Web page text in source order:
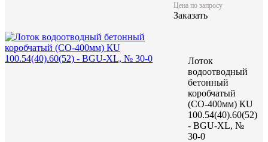
1000
Высота (H), мм
Масса, кг
Цена по запросу
Заказать
Лоток
водоотводный
бетонный
коробчатый
(СО-400мм) КU
100.54(40).60(52)
- BGU-XL, №
30-0